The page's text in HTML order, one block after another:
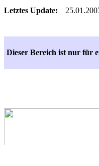
Letztes Update:
Dieser Bereich ist nur für